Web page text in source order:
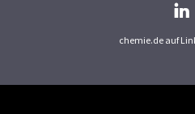
chemie.de auf